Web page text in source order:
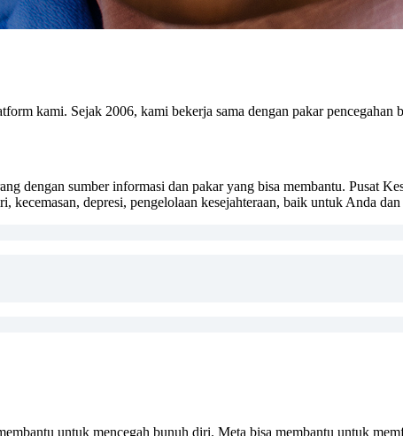
kami. Sejak 2006, kami bekerja sama dengan pakar
dengan sumber informasi dan pakar yang bisa membantu. Pusat
depresi, pengelolaan kesejahteraan, baik untuk Anda
untuk mencegah bunuh diri. Meta bisa membantu untuk